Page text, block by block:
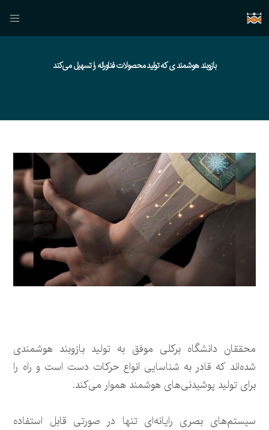
بازوبند هوشمند ی که تولید محصولات فناورانه را تسهیل می‌کند
محققان دانشگاه برکلی موفق به تولید بازوبند هوشمندی
شده‌اند که قادر به شناسایی انواع حرکات دست است و راه را
برای تولید پوشیدنی‌های هوشمند هموار می‌کند.
سیستم‌های بصری رایانه‌ای تنها در صورتی قابل استفاده